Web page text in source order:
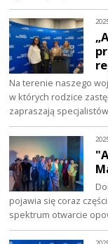
Na terenie naszego
w których rodzice
zapraszają
pojawia się coraz
spektrum otwarcie